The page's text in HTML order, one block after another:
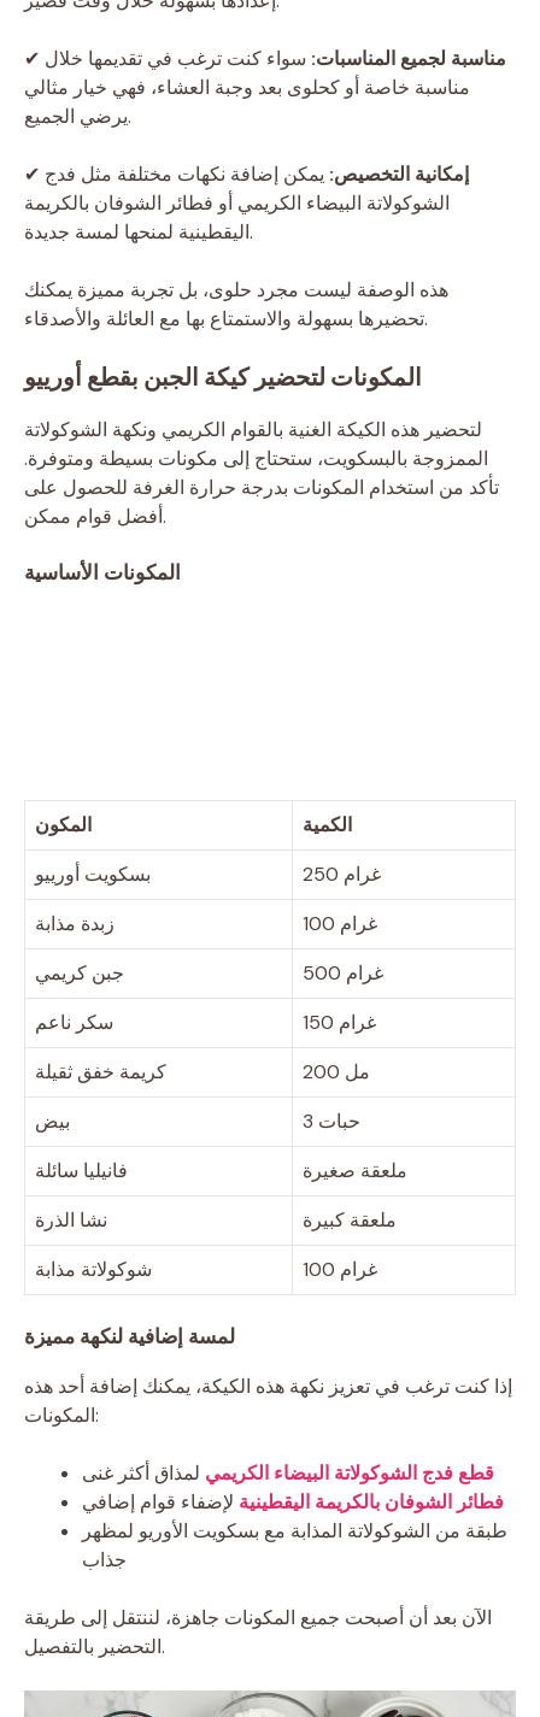
✔ مناسبة لجميع المناسبات: سواء كنت ترغب في تقديمها خلال
مناسبة خاصة أو كحلوى بعد وجبة العشاء، فهي خيار مثالي
يرضي الجميع.
✔ إمكانية التخصيص: يمكن إضافة نكهات مختلفة مثل فدج
الشوكولاتة البيضاء الكريمي أو فطائر الشوفان بالكريمة
اليقطينية لمنحها لمسة جديدة.
هذه الوصفة ليست مجرد حلوى، بل تجربة مميزة يمكنك
تحضيرها بسهولة والاستمتاع بها مع العائلة والأصدقاء.
المكونات لتحضير كيكة الجبن بقطع أورييو
لتحضير هذه الكيكة الغنية بالقوام الكريمي ونكهة الشوكولاتة
الممزوجة بالبسكويت، ستحتاج إلى مكونات بسيطة ومتوفرة.
تأكد من استخدام المكونات بدرجة حرارة الغرفة للحصول على
أفضل قوام ممكن.
المكونات الأساسية
المكون
الكمية
بسكويت أورييو
250 غرام
زبدة مذابة
100 غرام
جبن كريمي
500 غرام
سكر ناعم
150 غرام
كريمة خفق ثقيلة
200 مل
بيض
3 حبات
فانيليا سائلة
ملعقة صغيرة
نشا الذرة
ملعقة كبيرة
شوكولاتة مذابة
100 غرام
لمسة إضافية لنكهة مميزة
إذا كنت ترغب في تعزيز نكهة هذه الكيكة، يمكنك إضافة أحد هذه
المكونات:
قطع فدج الشوكولاتة البيضاء الكريمي لمذاق أكثر غنى
فطائر الشوفان بالكريمة اليقطينية لإضفاء قوام إضافي
طبقة من الشوكولاتة المذابة مع بسكويت الأوريو لمظهر
جذاب
الآن بعد أن أصبحت جميع المكونات جاهزة، لننتقل إلى طريقة
التحضير بالتفصيل.